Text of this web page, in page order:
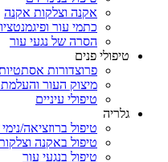
אקנה וצלקות אקנה
כתמי עור
הסרה של נגעי עור
טיפולי פנים
פרוצדורות
מיצוק העור
טיפולי עיניים
גלריה
טיפול ברוזציאה/
טיפול באקנה
טיפול בנגעי עור